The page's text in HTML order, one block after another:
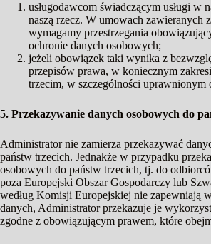
usługodawcom świadczącym usługi w
naszą rzecz. W umowach zawieranych
wymagamy przestrzegania
ochronie danych osobowych;
jeżeli obowiązek taki wynika z
przepisów prawa, w koniecznym
trzecim, w szczególności uprawnionym
5. Przekazywanie danych osobowych do
Administrator nie zamierza przekazywać
państw trzecich. Jednakże w przypadku
osobowych do państw trzecich, tj. do
poza Europejski Obszar Gospodarczy lub
według Komisji Europejskiej nie zapewniają
danych, Administrator przekazuje je
zgodne z obowiązującym prawem, które